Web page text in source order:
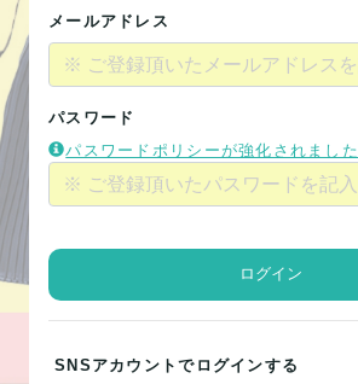
メールアドレス
パスワード
パスワードポリシーが強化されました
ログイン
SNSアカウントでログインする